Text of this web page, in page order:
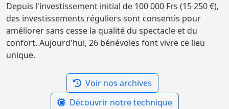
Depuis l'investissement initial de 100 000 Frs (15 250 €),
des investissements réguliers sont consentis pour
améliorer sans cesse la qualité du spectacle et du
confort. Aujourd'hui, 26 bénévoles font vivre ce lieu
unique.
Voir nos archives
Découvrir notre technique